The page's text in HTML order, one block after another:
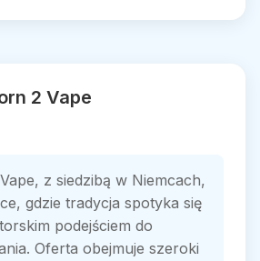
2 Vape
z siedzibą w Niemcach,
gdzie tradycja spotyka się
podejściem do
Oferta obejmuje szeroki